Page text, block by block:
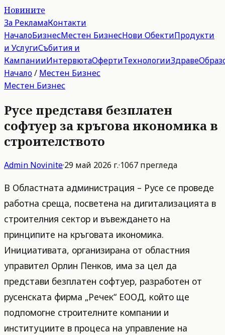
Новините
За РекламаКонтакти
НачалоБизнесМестен БизнесНови ОбектиПродукти
и УслугиСъбития и
КампанииИнтервютаОфертиТехнологииЗдраве
Начало/ Местен Бизнес
Местен Бизнес
Русе представя безплатен
софтуер за кръгова икономика в
строителството
Admin Novinite·29 май 2026 г.·1067 прегледа
В Областната администрация – Русе се проведе
работна среща, посветена на дигитализацията в
строителния сектор и въвеждането на
принципите на кръговата икономика.
Инициативата, организирана от областния
управител Орлин Пенков, има за цел да
представи безплатен софтуер, разработен от
русенската фирма „Речек“ ЕООД, който ще
подпомогне строителните компании и
институциите в процеса на управление на